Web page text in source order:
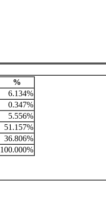
%
6.134%
0.347%
5.556%
51.157%
36.806%
100.000%